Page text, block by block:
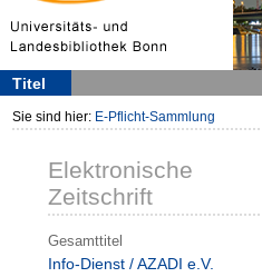
Titel
Sie sind hier: E-Pflicht-Sammlung
Elektronische
Zeitschrift
Gesamttitel
Info-Dienst / AZADI e.V.